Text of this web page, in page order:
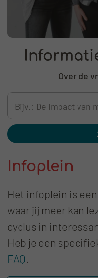
Over de
Bijv.: De impact van
Infoplein
Het infoplein is
waar jij meer kan
cyclus in
Heb je een
FAQ